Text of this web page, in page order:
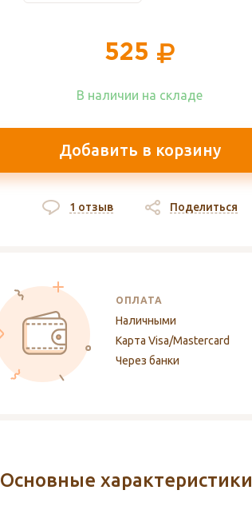
525
В наличии на складе​
Добавить в корзину
1 отзыв Поделиться
ОПЛАТА
Наличными
Карта Visa/Mastercard
Через банки
Основные характеристики